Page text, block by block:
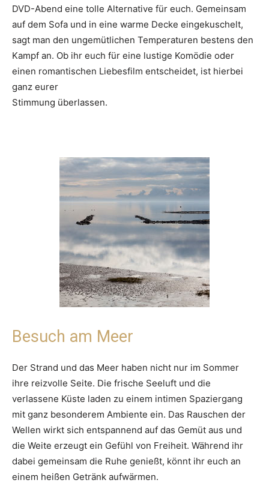
DVD-Abend eine tolle Alternative für euch. Gemeinsam
auf dem Sofa und in eine warme Decke eingekuschelt,
sagt man den ungemütlichen Temperaturen bestens den
Kampf an. Ob ihr euch für eine lustige Komödie oder
einen romantischen Liebesfilm entscheidet, ist hierbei
ganz eurer
Stimmung überlassen.
Besuch am Meer
Der Strand und das Meer haben nicht nur im Sommer
ihre reizvolle Seite. Die frische Seeluft und die
verlassene Küste laden zu einem intimen Spaziergang
mit ganz besonderem Ambiente ein. Das Rauschen der
Wellen wirkt sich entspannend auf das Gemüt aus und
die Weite erzeugt ein Gefühl von Freiheit. Während ihr
dabei gemeinsam die Ruhe genießt, könnt ihr euch an
einem heißen Getränk aufwärmen.